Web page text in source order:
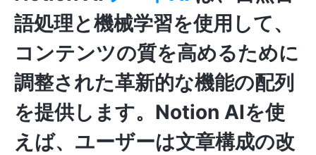
語処理と機械学習を使用して、
コンテンツの質を高めるために
調整された革新的な機能の配列
を提供します。Notion AIを使
えば、ユーザーは文章構成の改